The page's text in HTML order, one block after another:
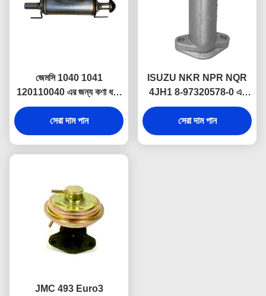
জেমসি 1040 1041
120110040 এর জন্য কণা ধরার
সাথে অনুঘটক সহ সাইলেন্সার
সেরা দাম পান
ISUZU NKR NPR NQR
4JH1 8-97320578-0 এর
জন্য নিষ্কাশন ব্রেক VLV থেকে
সাইলেন্সার পাইপ
সেরা দাম পান
JMC 493 Euro3